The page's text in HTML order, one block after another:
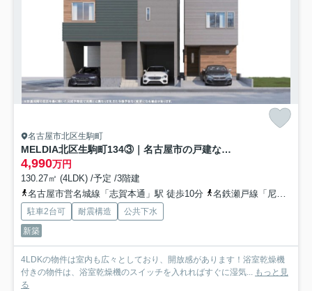
名古屋市北区生駒町
MELDIA北区生駒町134③｜名古屋市の戸建ならホームアップ
4,990万円
130.27㎡ (4LDK) /予定 /3階建
名古屋市営名城線「志賀本通」駅 徒歩10分
名鉄瀬戸線「尼ケ坂」駅 徒歩12分
駐車2台可 耐震構造
公共下水
新築
4LDKの物件は室内も広々としており、開放感があります！浴室乾燥機
付きの物件は、浴室乾燥機のスイッチを入れればすぐに湿気... もっと見
る